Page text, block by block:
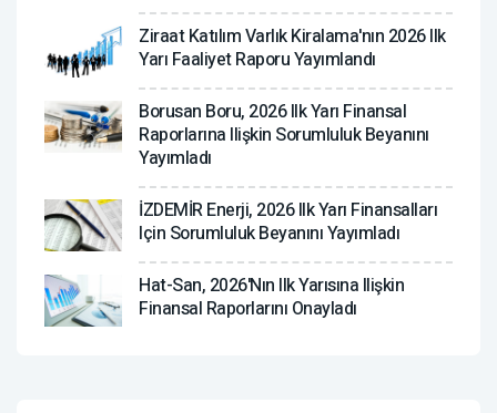
Ziraat Katılım Varlık Kiralama'nın 2026 Ilk
Yarı Faaliyet Raporu Yayımlandı
Borusan Boru, 2026 Ilk Yarı Finansal
Raporlarına Ilişkin Sorumluluk Beyanını
Yayımladı
İZDEMİR Enerji, 2026 Ilk Yarı Finansalları
Için Sorumluluk Beyanını Yayımladı
Hat-San, 2026'nın Ilk Yarısına Ilişkin
Finansal Raporlarını Onayladı